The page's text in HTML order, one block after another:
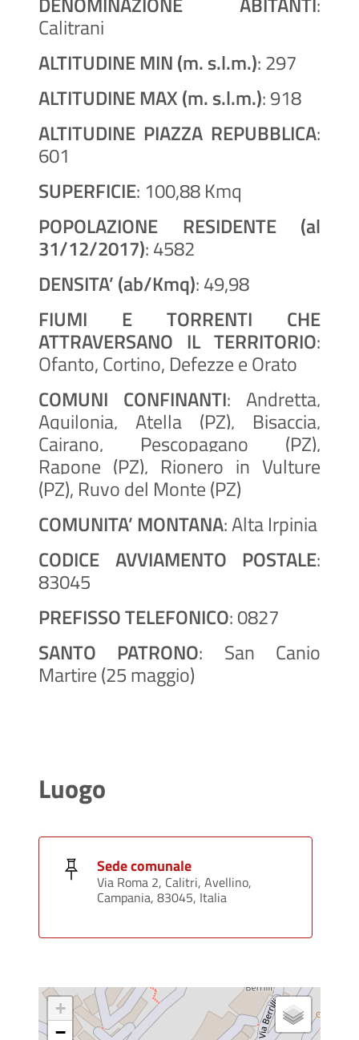
Calitrani
ALTITUDINE MIN (m. s.l.m.): 297
ALTITUDINE MAX (m. s.l.m.): 918
ALTITUDINE PIAZZA REPUBBLICA:
601
SUPERFICIE: 100,88 Kmq
POPOLAZIONE RESIDENTE (al
31/12/2017): 4582
DENSITA’ (ab/Kmq):49,98
FIUMI E TORRENTI CHE
ATTRAVERSANO IL TERRITORIO:
Ofanto, Cortino, Defezze e Orato
COMUNI CONFINANTI: Andretta,
Aquilonia, Atella (PZ), Bisaccia,
Cairano, Pescopagano (PZ),
Rapone (PZ), Rionero in Vulture
(PZ), Ruvo del Monte (PZ)
COMUNITA’ MONTANA: Alta Irpinia
CODICE AVVIAMENTO POSTALE:
83045
PREFISSO TELEFONICO: 0827
SANTO PATRONO: San Canio
Martire (25 maggio)
Luogo
Sede comunale
Via Roma 2, Calitri, Avellino,
Campania, 83045, Italia
+
−